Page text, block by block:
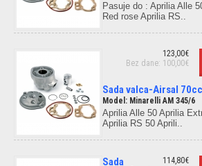
Pasuje do : Aprilia Alle
Red rose Aprilia RS..
123,00€
Bez dane: 100,00€
Sada valca-Airsal
Model: Minarelli AM 345/6
Aprilia Alle 50 Aprilia
Aprilia RS 50 Aprili..
114,80€
Sada